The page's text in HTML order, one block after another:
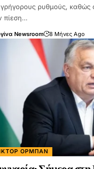
ρυθμούς, καθώς
πίεση…
Newsroom 8 Μήνες Ago
ΟΡΜΠΆΝ